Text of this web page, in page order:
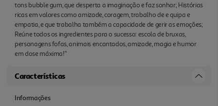
tons bubble gum, que desperta a imaginação e faz sonhar; Histórias
ricas em valores como amizade, coragem, trabalho de e quipa e
empatia, e que trabalha também a capacidade de gerir as emoções;
Reúne todos os ingredientes para o sucesso: escola de bruxas,
personagens fofas, animais encantados, amizade, magia e humor
em dose máxima!"
Características
Informações